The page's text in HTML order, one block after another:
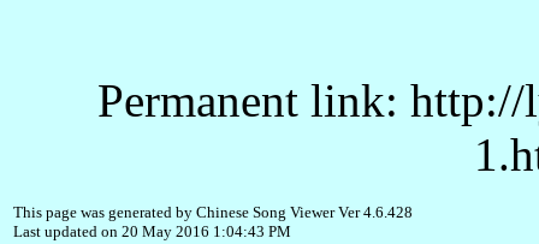
Permanent link:
This page was generated by Chinese Song Viewer Ver 4.6.428
Last updated on 20 May 2016 1:04:43 PM